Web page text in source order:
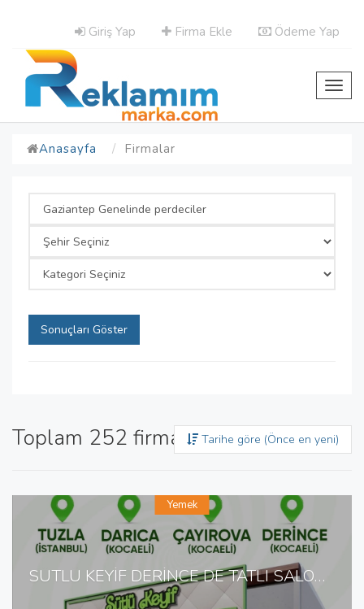
Giriş Yap Firma Ekle Ödeme Yap
Anasayfa Firmalar
Sonuçları Göster
Toplam 252 firma bulunduTarihe göre (Önce en yeni)
SÜTLÜ KEYİF DERİNCE DE TATLI SALONU
Yemek